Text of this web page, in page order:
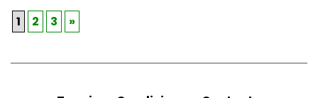
1
2 3 »